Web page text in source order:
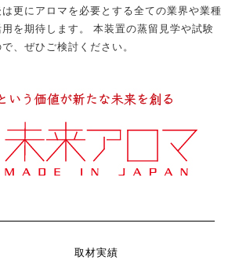
更にアロマを必要とする全ての業界や業種
を期待します。 本装置の蒸留見学や試験
、ぜひご検討ください。
取材実績